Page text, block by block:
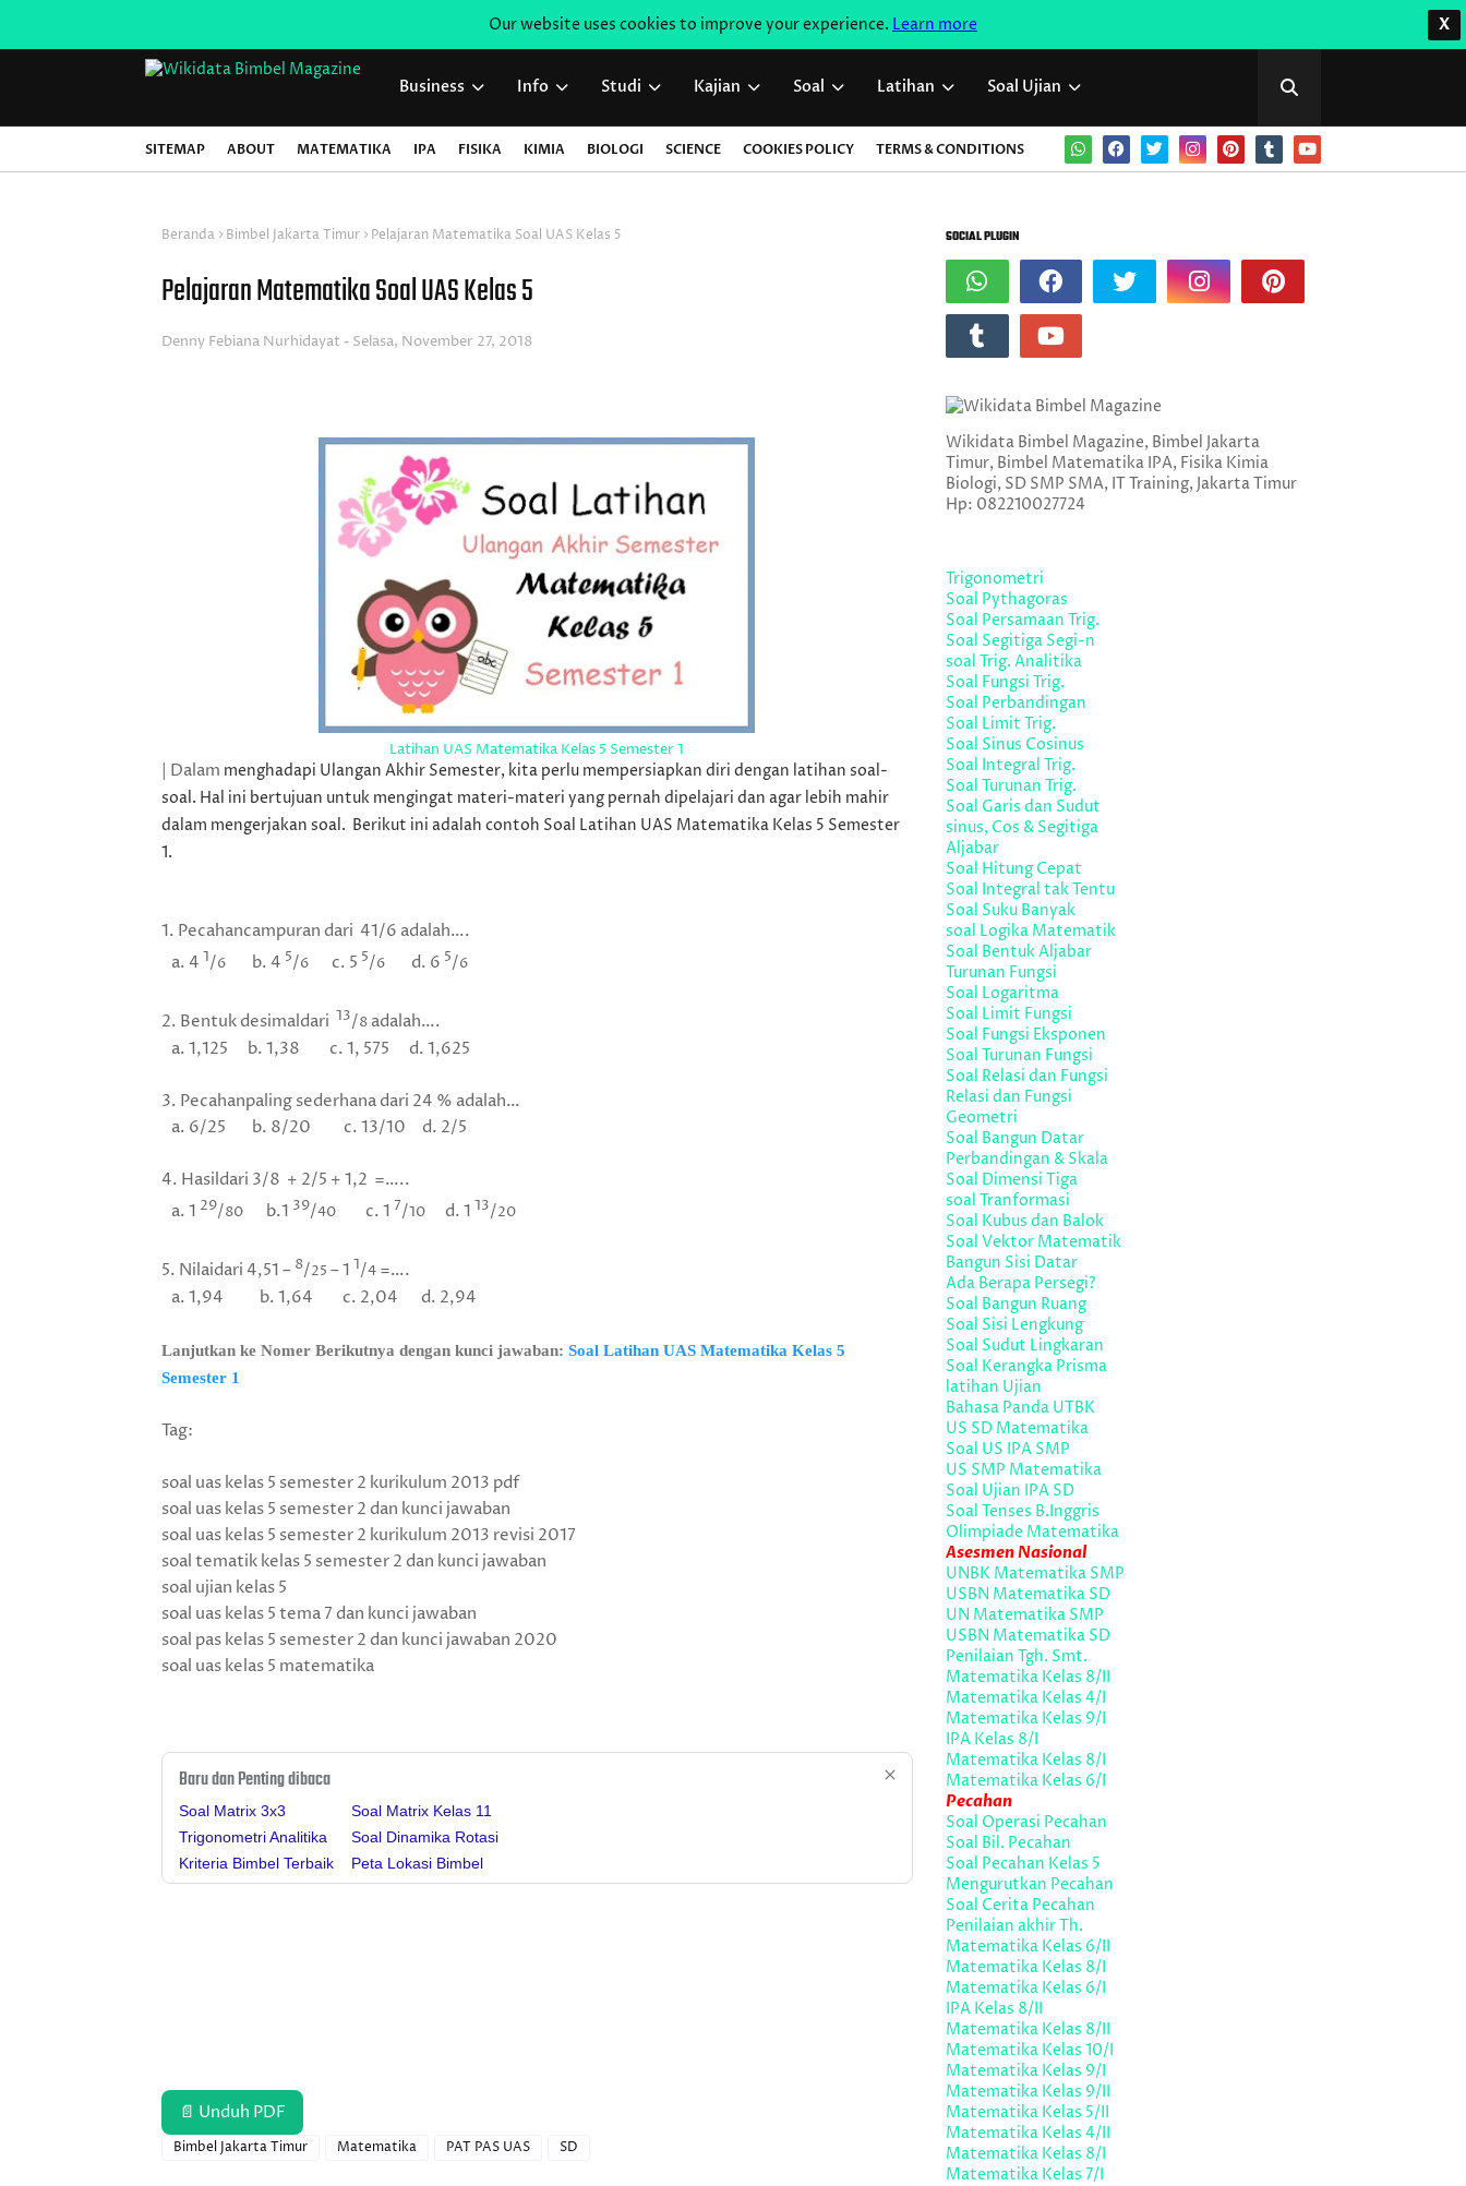
Our website uses cookies to improve your experience. Learn more X
Business Info Studi Kajian Soal Latihan Soal Ujian
SITEMAP ABOUT MATEMATIKA IPA FISIKA KIMIA BIOLOGI SCIENCE COOKIES POLICY TERMS & CONDITIONS
Beranda Bimbel Jakarta Timur Pelajaran Matematika Soal UAS Kelas 5
Pelajaran Matematika Soal UAS Kelas 5
Denny Febiana Nurhidayat Selasa, November 27, 2018
Latihan UAS Matematika Kelas 5 Semester 1
| Dalam menghadapi Ulangan Akhir Semester, kita perlu mempersiapkan diri dengan latihan soal-
soal. Hal ini bertujuan untuk mengingat materi-materi yang pernah dipelajari dan agar lebih mahir
dalam mengerjakan soal. Berikut ini adalah contoh Soal Latihan UAS Matematika Kelas 5 Semester
1.
1. Pecahancampuran dari 41/6 adalah….
a. 4 1/6 b. 4 5/6 c. 5 5/6 d. 6 5/6
2. Bentuk desimaldari 13/8 adalah….
a. 1,125 b. 1,38 c. 1, 575 d. 1,625
3. Pecahanpaling sederhana dari 24 % adalah…
a. 6/25 b. 8/20 c. 13/10 d. 2/5
4. Hasildari 3/8 + 2/5 + 1,2 =…..
a. 1 29/80 b.1 39/40 c. 1 7/10 d. 1 13/20
5. Nilaidari 4,51 – 8/25 – 1 1/4 =….
a. 1,94 b. 1,64 c. 2,04 d. 2,94
Lanjutkan ke Nomer Berikutnya dengan kunci jawaban: Soal Latihan UAS Matematika Kelas 5
Semester 1
Tag:
soal uas kelas 5 semester 2 kurikulum 2013 pdf
soal uas kelas 5 semester 2 dan kunci jawaban
soal uas kelas 5 semester 2 kurikulum 2013 revisi 2017
soal tematik kelas 5 semester 2 dan kunci jawaban
soal ujian kelas 5
soal uas kelas 5 tema 7 dan kunci jawaban
soal pas kelas 5 semester 2 dan kunci jawaban 2020
soal uas kelas 5 matematika
Baru dan Penting dibaca
Soal Matrix 3x3
Trigonometri Analitika
Kriteria Bimbel Terbaik
Soal Matrix Kelas 11
Soal Dinamika Rotasi
Peta Lokasi Bimbel
📄 Unduh PDF
Bimbel Jakarta Timur Matematika PAT PAS UAS SD
SOCIAL PLUGIN
Wikidata Bimbel Magazine, Bimbel Jakarta
Timur, Bimbel Matematika IPA, Fisika Kimia
Biologi, SD SMP SMA, IT Training, Jakarta Timur
Hp: 082210027724
Trigonometri
Soal Pythagoras
Soal Persamaan Trig.
Soal Segitiga Segi-n
soal Trig. Analitika
Soal Fungsi Trig.
Soal Perbandingan
Soal Limit Trig.
Soal Sinus Cosinus
Soal Integral Trig.
Soal Turunan Trig.
Soal Garis dan Sudut
sinus, Cos & Segitiga
Aljabar
Soal Hitung Cepat
Soal Integral tak Tentu
Soal Suku Banyak
soal Logika Matematik
Soal Bentuk Aljabar
Turunan Fungsi
Soal Logaritma
Soal Limit Fungsi
Soal Fungsi Eksponen
Soal Turunan Fungsi
Soal Relasi dan Fungsi
Relasi dan Fungsi
Geometri
Soal Bangun Datar
Perbandingan & Skala
Soal Dimensi Tiga
soal Tranformasi
Soal Kubus dan Balok
Soal Vektor Matematik
Bangun Sisi Datar
Ada Berapa Persegi?
Soal Bangun Ruang
Soal Sisi Lengkung
Soal Sudut Lingkaran
Soal Kerangka Prisma
latihan Ujian
Bahasa Panda UTBK
US SD Matematika
Soal US IPA SMP
US SMP Matematika
Soal Ujian IPA SD
Soal Tenses B.Inggris
Olimpiade Matematika
Asesmen Nasional
UNBK Matematika SMP
USBN Matematika SD
UN Matematika SMP
USBN Matematika SD
Penilaian Tgh. Smt.
Matematika Kelas 8/II
Matematika Kelas 4/I
Matematika Kelas 9/I
IPA Kelas 8/I
Matematika Kelas 8/I
Matematika Kelas 6/I
Pecahan
Soal Operasi Pecahan
Soal Bil. Pecahan
Soal Pecahan Kelas 5
Mengurutkan Pecahan
Soal Cerita Pecahan
Penilaian akhir Th.
Matematika Kelas 6/II
Matematika Kelas 8/I
Matematika Kelas 6/I
IPA Kelas 8/II
Matematika Kelas 8/II
Matematika Kelas 10/I
Matematika Kelas 9/I
Matematika Kelas 9/II
Matematika Kelas 5/II
Matematika Kelas 4/II
Matematika Kelas 8/I
Matematika Kelas 7/I